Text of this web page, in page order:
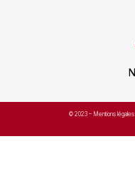
© 2023 – Mentions légales